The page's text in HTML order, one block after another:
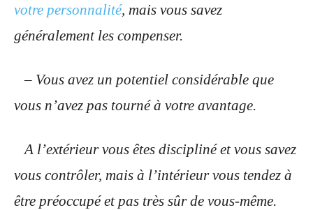
votre personnalité, mais vous savez
généralement les compenser.
– Vous avez un potentiel considérable que
vous n’avez pas tourné à votre avantage.
A l’extérieur vous êtes discipliné et vous savez
vous contrôler, mais à l’intérieur vous tendez à
être préoccupé et pas très sûr de vous-même.